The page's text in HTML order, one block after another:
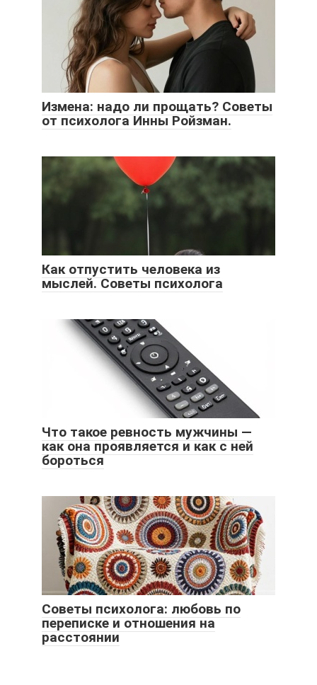
Измена: надо ли прощать? Советы
от психолога Инны Ройзман.
Как отпустить человека из
мыслей. Советы психолога
Что такое ревность мужчины —
как она проявляется и как с ней
бороться
Советы психолога: любовь по
переписке и отношения на
расстоянии